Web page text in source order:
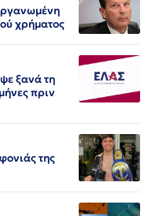
χρήματος
ξανά τη
πριν
της